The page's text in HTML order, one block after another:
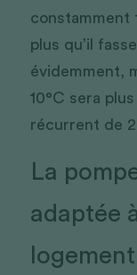
constamment
plus qu’il
évidemment,
10°C sera
récurrent de
La
adaptée